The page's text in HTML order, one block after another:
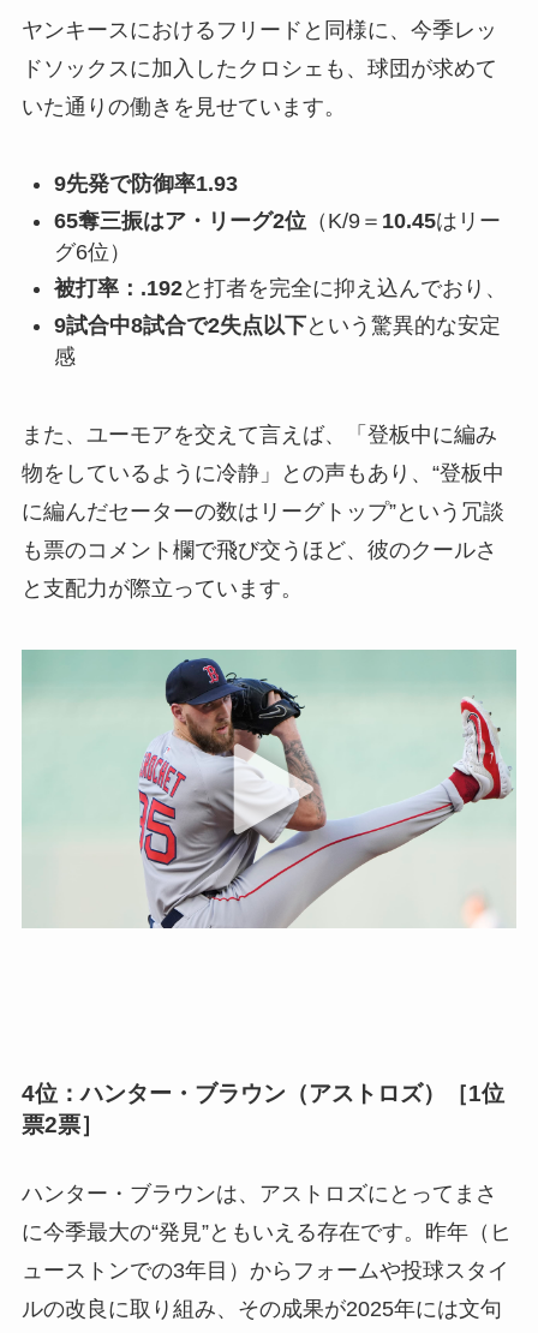
ヤンキースにおけるフリードと同様に、今季レッ
ドソックスに加入したクロシェも、球団が求めて
いた通りの働きを見せています。
9先発で防御率1.93
65奪三振はア・リーグ2位 （K/9＝ 10.45はリー
グ6位）
被打率：.192と打者を完全に抑え込んでおり、
9試合中8試合で2失点以下という驚異的な安定
感
また、ユーモアを交えて言えば、「登板中に編み
物をしているように冷静」との声もあり、“登板中
に編んだセーターの数はリーグトップ”という冗談
も票のコメント欄で飛び交うほど、彼のクールさ
と支配力が際立っています。
4位：ハンター・ブラウン（アストロズ）［1位
票2票］
ハンター・ブラウンは、アストロズにとってまさ
に今季最大の“発見”ともいえる存在です。昨年（ヒ
ューストンでの3年目）からフォームや投球スタイ
ルの改良に取り組み、その成果が2025年には文句